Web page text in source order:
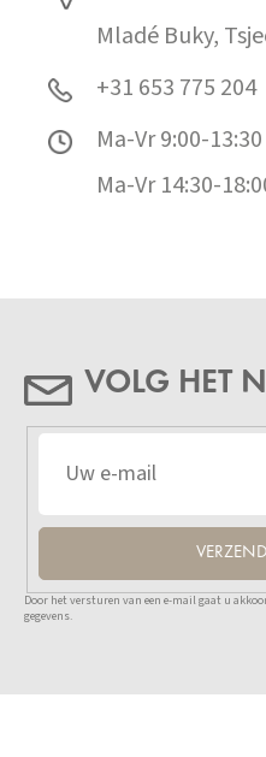
Mladé Buky,
+31 653 775 204
Ma-Vr 9:00-13:30
Ma-Vr 14:30-
VOLG HET
Door het versturen van een e-mail gaat u
gegevens.